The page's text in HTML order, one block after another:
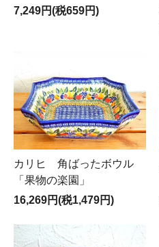
7,249円(税659円)
カリヒ 角ばったボウル
「果物の楽園」
16,269円(税1,479円)